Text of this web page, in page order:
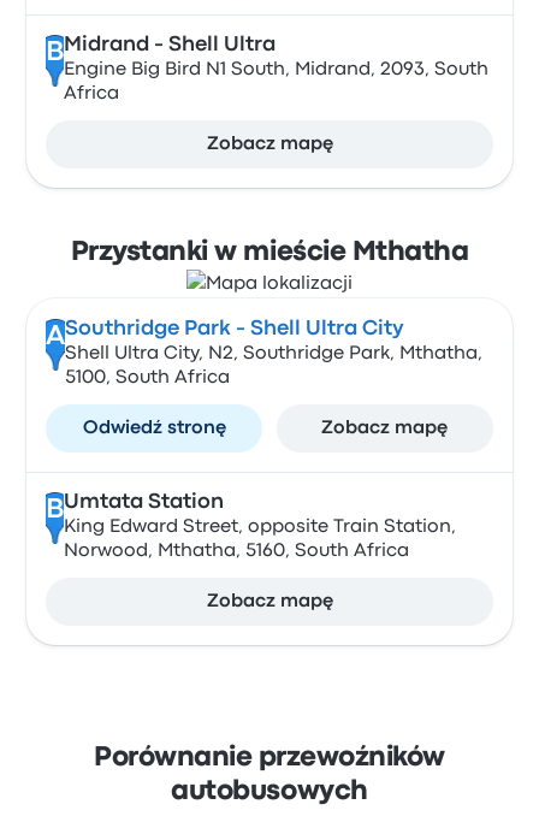
B Midrand - Shell Ultra
Engine Big Bird N1 South, Midrand, 2093, South
Africa
Zobacz mapę
Przystanki w mieście Mthatha
ASouthridge Park - Shell Ultra City
Shell Ultra City, N2, Southridge Park, Mthatha,
5100, South Africa
Odwiedź stronę Zobacz mapę
BUmtata Station
King Edward Street, opposite Train Station,
Norwood, Mthatha, 5160, South Africa
Zobacz mapę
Porównanie przewoźników
autobusowych